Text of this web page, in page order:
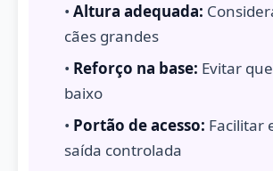
• Altura adequada:
cães grandes
• Reforço na base: Evitar
baixo
• Portão de acesso: Facilitar
saída controlada